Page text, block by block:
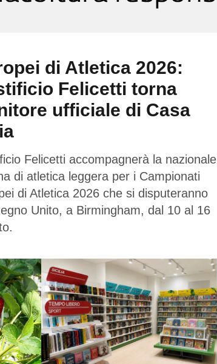
di Atletica 2026:
Felicetti torna
ufficiale di Casa
Felicetti accompagnerà la nazionale
di atletica leggera per i Campionati
di Atletica 2026 che si disputeranno
Unito, a Birmingham, dal 10 al 16